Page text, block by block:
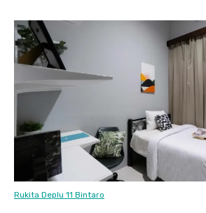
Rukita Deplu 11 Bintaro